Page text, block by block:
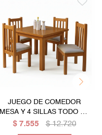
JUEGO DE COMEDOR
MESA Y 4 SILLAS TODO EN
MADERA MACIZA
$ 7.555 $ 12.720